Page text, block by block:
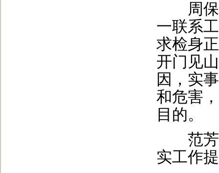
周保
一联系
求检身
开门见
因，实
和危害
目的。
范芳
实工作